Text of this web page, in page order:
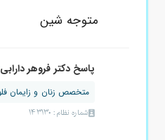
متوجه شین
پاسخ دکتر فروهر دارابی
شماره نظام: 143130